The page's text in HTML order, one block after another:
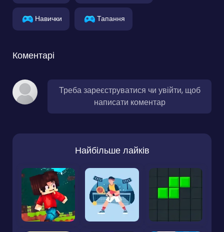
Навички Тапання
Коментарі
Треба зареєструватися чи увійти, щоб
написати коментар
Найбільше лайків